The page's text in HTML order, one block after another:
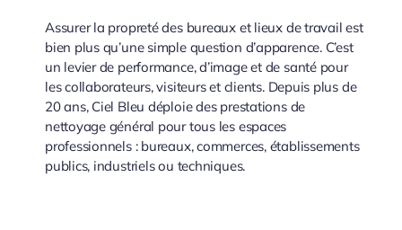
Assurer la propreté des bureaux et lieux de travail est
bien plus qu’une simple question d’apparence. C’est
un levier de performance, d’image et de santé pour
les collaborateurs, visiteurs et clients. Depuis plus de
20 ans, Ciel Bleu déploie des prestations de
nettoyage général pour tous les espaces
professionnels : bureaux, commerces, établissements
publics, industriels ou techniques.